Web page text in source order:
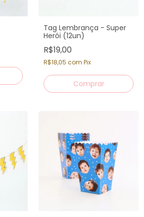
Tag Lembrança - Super
Herói (12un)
R$19,00
R$18,05 com Pix